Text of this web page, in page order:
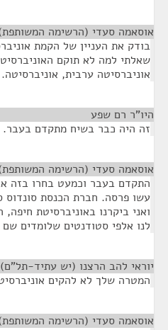
אוסאמה סעדי (הרשימה
בודק את העניין של הקמת
שאלתי למה לא תוקם
אוניברסיטה ערבית, אוניברסיטה.
היו"ר רם שפע
זה היה כבר בשיח מתקדם בעבר.
אוסאמה סעדי (הרשימה
התקדם בעבר וכמעט בחרו בזה
עשו פרסה. חברת הכנסת סונדוס
ואני ביקרנו באוניברסיטת
לנו אלפי סטודנטים שלומדים
יוראי להב הרצנו (יש עתיד-תל"ם)
המטרה שלך לא להקים
אוסאמה סעדי (הרשימה